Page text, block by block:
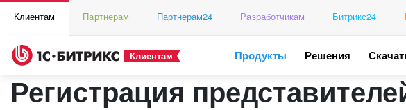
Клиентам Партнерам Партнерам24 Разработчикам Битрикс24
Клиентам Продукты Решения
Регистрация